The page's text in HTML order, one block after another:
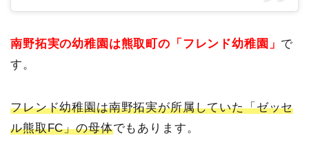
南野拓実の幼稚園は熊取町の「フレンド幼稚園」 で
す。
フレンド幼稚園は南野拓実が所属していた「ゼッセ
ル熊取FC」の母体でもあります。